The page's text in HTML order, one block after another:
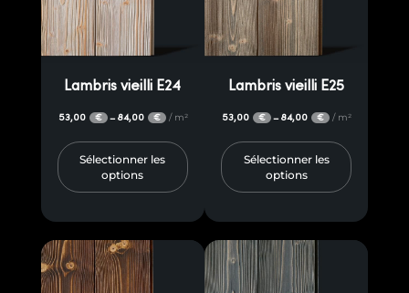
Lambris vieilli E24
53,00 € – 84,00 € / m²
Sélectionner les
options
Lambris vieilli E25
53,00 € – 84,00 € / m²
Sélectionner les
options